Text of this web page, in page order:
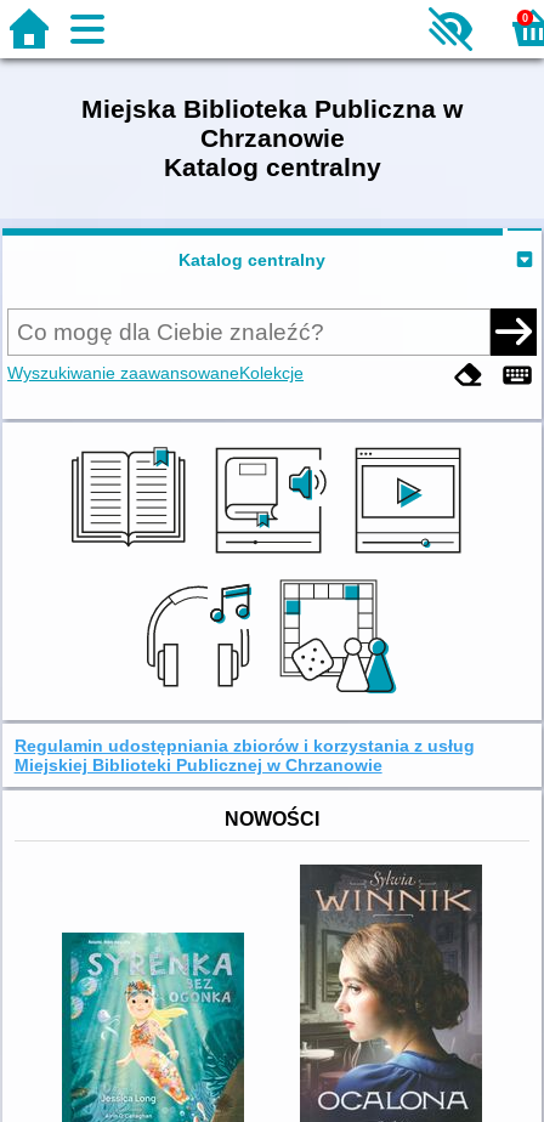
0
Miejska Biblioteka Publiczna w
Chrzanowie
Katalog centralny
Katalog centralny
Wyszukiwanie zaawansowaneKolekcje
Regulamin udostępniania zbiorów i korzystania z usług
Miejskiej Biblioteki Publicznej w Chrzanowie
NOWOŚCI